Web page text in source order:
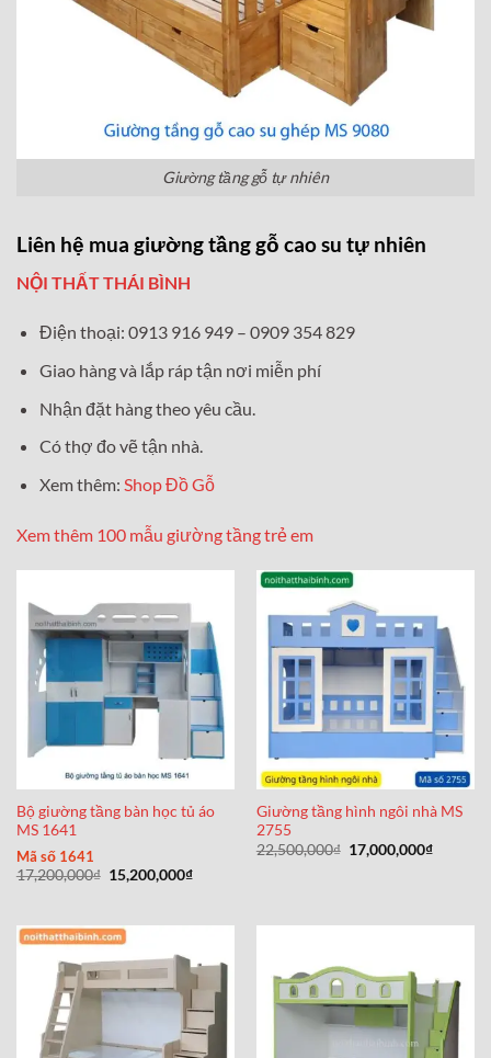
Giường tầng gỗ tự nhiên
Liên hệ mua giường tầng gỗ cao su tự nhiên
NỘI THẤT THÁI BÌNH
Điện thoại: 0913 916 949 – 0909 354 829
Giao hàng và lắp ráp tận nơi miễn phí
Nhận đặt hàng theo yêu cầu.
Có thợ đo vẽ tận nhà.
Xem thêm: Shop Đồ Gỗ
Xem thêm 100 mẫu giường tầng trẻ em
Bộ giường tầng bàn học tủ áo
MS 1641
Mã số 1641
17,200,000₫ Giá
gốc
15,200,000₫Giá
15,200,000₫.
Giường tầng hình ngôi nhà MS
2755
22,500,000₫ Giá
gốc
17,000,000₫Giá